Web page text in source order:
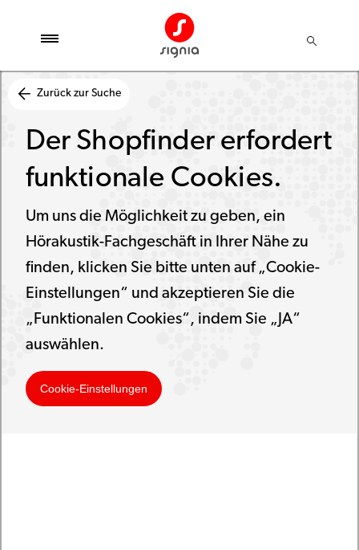
Zurück zur Suche
Der Shopfinder erfordert
funktionale Cookies.
Um uns die Möglichkeit zu geben, ein
Hörakustik-Fachgeschäft in Ihrer Nähe zu
finden, klicken Sie bitte unten auf „Cookie-
Einstellungen“ und akzeptieren Sie die
„Funktionalen Cookies“, indem Sie „JA“
auswählen.
Cookie-Einstellungen